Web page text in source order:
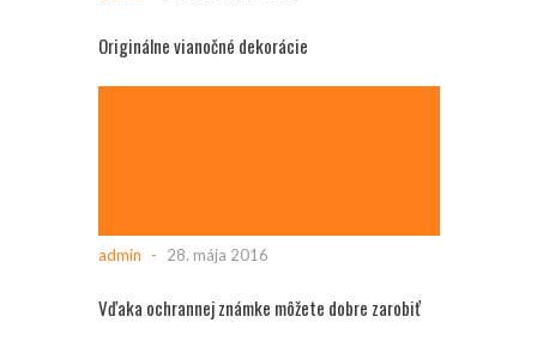
Originálne vianočné dekorácie
admin - 28. mája 2016
Vďaka ochrannej známke môžete dobre zarobiť